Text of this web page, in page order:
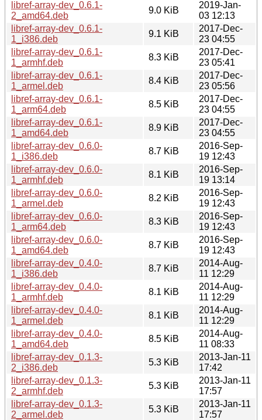
libref-array-dev_0.6.1-
2_amd64.deb
9.0 KiB
2019-Jan-
03 12:13
libref-array-dev_0.6.1-
1_i386.deb
9.1 KiB
2017-Dec-
23 04:55
libref-array-dev_0.6.1-
1_armhf.deb
8.3 KiB
2017-Dec-
23 05:41
libref-array-dev_0.6.1-
1_armel.deb
8.4 KiB
2017-Dec-
23 05:56
libref-array-dev_0.6.1-
1_arm64.deb
8.5 KiB
2017-Dec-
23 04:55
libref-array-dev_0.6.1-
1_amd64.deb
8.9 KiB
2017-Dec-
23 04:55
libref-array-dev_0.6.0-
1_i386.deb
8.7 KiB
2016-Sep-
19 12:43
libref-array-dev_0.6.0-
1_armhf.deb
8.1 KiB
2016-Sep-
19 13:14
libref-array-dev_0.6.0-
1_armel.deb
8.2 KiB
2016-Sep-
19 12:43
libref-array-dev_0.6.0-
1_arm64.deb
8.3 KiB
2016-Sep-
19 12:43
libref-array-dev_0.6.0-
1_amd64.deb
8.7 KiB
2016-Sep-
19 12:43
libref-array-dev_0.4.0-
1_i386.deb
8.7 KiB
2014-Aug-
11 12:29
libref-array-dev_0.4.0-
1_armhf.deb
8.1 KiB
2014-Aug-
11 12:29
libref-array-dev_0.4.0-
1_armel.deb
8.1 KiB
2014-Aug-
11 12:29
libref-array-dev_0.4.0-
1_amd64.deb
8.5 KiB
2014-Aug-
11 08:33
libref-array-dev_0.1.3-
2_i386.deb
5.3 KiB
2013-Jan-11
17:42
libref-array-dev_0.1.3-
2_armhf.deb
5.3 KiB
2013-Jan-11
17:57
libref-array-dev_0.1.3-
2_armel.deb
5.3 KiB
2013-Jan-11
17:57